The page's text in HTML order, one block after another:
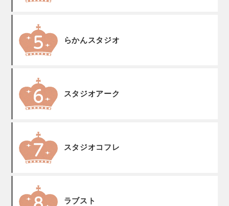
らかんスタジオ
スタジオアーク
スタジオコフレ
ラブスト